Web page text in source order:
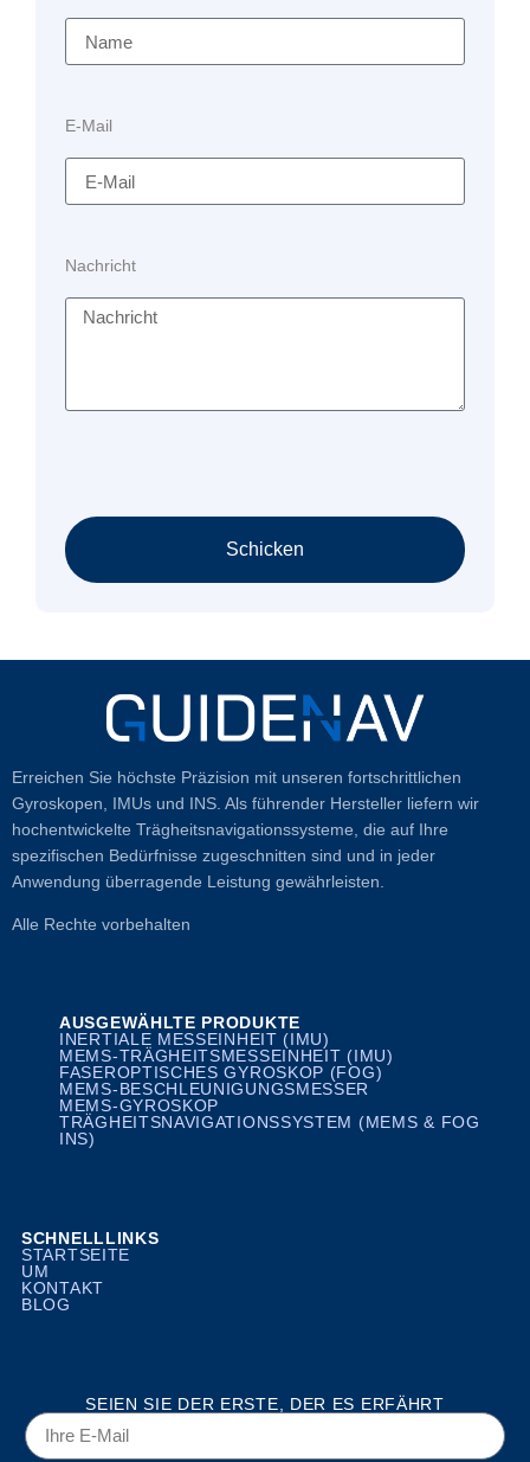
E-Mail
Nachricht
Schicken
Erreichen Sie höchste Präzision mit unseren fortschrittlichen
Gyroskopen, IMUs und INS. Als führender Hersteller liefern wir
hochentwickelte Trägheitsnavigationssysteme, die auf Ihre
spezifischen Bedürfnisse zugeschnitten sind und in jeder
Anwendung überragende Leistung gewährleisten.
Alle Rechte vorbehalten
AUSGEWÄHLTE PRODUKTE
INERTIALE MESSEINHEIT (IMU)
MEMS-TRÄGHEITSMESSEINHEIT (IMU)
FASEROPTISCHES GYROSKOP (FOG)
MEMS-BESCHLEUNIGUNGSMESSER
MEMS-GYROSKOP
TRÄGHEITSNAVIGATIONSSYSTEM (MEMS & FOG
INS)
SCHNELLLINKS
STARTSEITE
UM
KONTAKT
BLOG
SEIEN SIE DER ERSTE, DER ES ERFÄHRT